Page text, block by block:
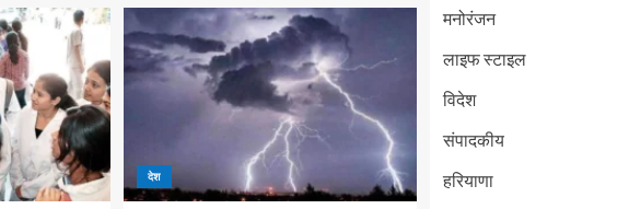
देश
मनोरंजन
लाइफ स्टाइल
विदेश
संपादकीय
हरियाणा